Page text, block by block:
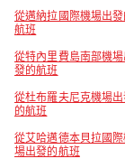
從邁納拉國際機場出
航班
從特內里費島南部機
發的航班
從杜布羅夫尼克機場
的航班
從艾哈邁德本貝拉國
場出發的航班